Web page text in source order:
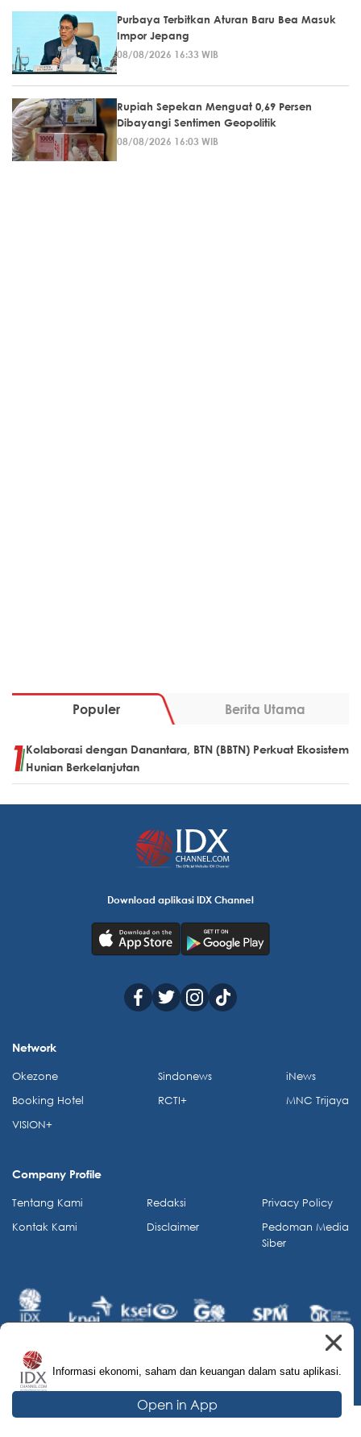
Purbaya Terbitkan Aturan Baru Bea Masuk
Impor Jepang
08/08/2026 16:33 WIB
Rupiah Sepekan Menguat 0,69 Persen
Dibayangi Sentimen Geopolitik
08/08/2026 16:03 WIB
Populer Berita Utama
Kolaborasi dengan Danantara, BTN (BBTN) Perkuat Ekosistem
Hunian Berkelanjutan
Informasi ekonomi, saham dan keuangan dalam satu aplikasi.
Open in App
Download aplikasi IDX Channel
Network
Okezone
Booking Hotel
VISION+
Sindonews
RCTI+
iNews
MNC Trijaya
Company Profile
Tentang Kami
Kontak Kami
Redaksi
Disclaimer
Privacy Policy
Pedoman Media
Siber
© 2026 IDX Channel. All Rights Reserved.